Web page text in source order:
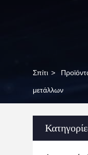
Σπίτι >
μετάλλων